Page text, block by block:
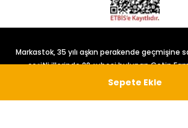
Markastok, 35 yılı aşkın perakende geçmişine
çeşitli illerinde 22 şubesi bulunan Çetin
tarafından kurulmuştur.